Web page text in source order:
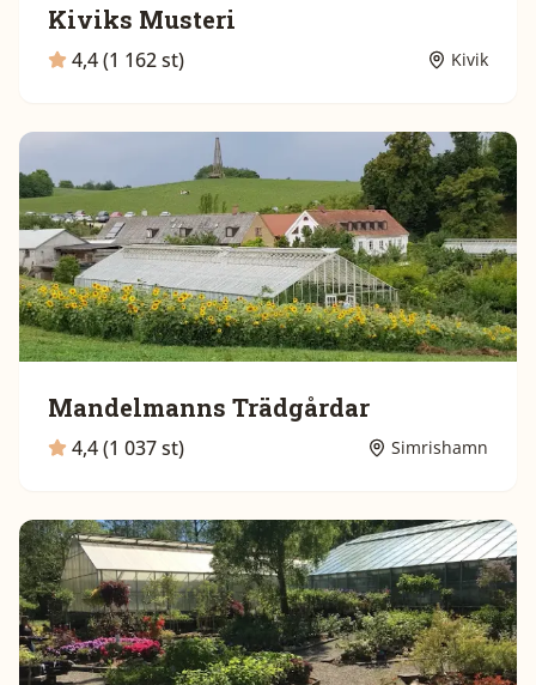
Kiviks Musteri
4,4 (1 162 st) Kivik
Mandelmanns Trädgårdar
4,4 (1 037 st) Simrishamn